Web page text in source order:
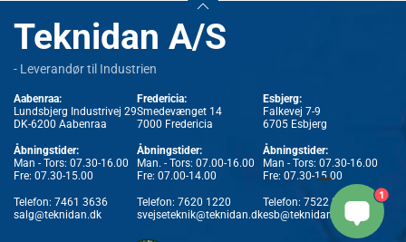
Teknidan A/S
- Leverandør til Industrien
Aabenraa:
Lundsbjerg Industrivej 29
DK-6200 Aabenraa
Åbningstider:
Man - Tors: 07.30-16.00
Fre: 07.30-15.00
Telefon: 7461 3636
salg@teknidan.dk
Fredericia:
Smedevænget 14
7000 Fredericia
Åbningstider:
Man. - Tors: 07.00-16.00
Fre: 07.00-14.00
Telefon: 7620 1220
svejseteknik@teknidan.dk
Esbjerg:
Falkevej 7-9
6705 Esbjerg
Åbningstider:
Man - Tors: 07.30-16.00
Fre: 07.30-15.00
Telefon: 7522 3636
esb@teknidan.dk
1